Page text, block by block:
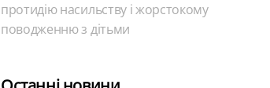
протидію насильству і жорстокому
поводженню з дітьми